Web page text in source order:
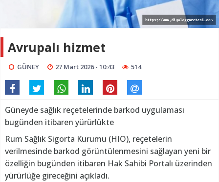
Avrupalı hizmet
GÜNEY 27 Mart 2026 - 10:43 514
Güneyde sağlık reçetelerinde barkod uygulaması
bugünden itibaren yürürlükte
Rum Sağlık Sigorta Kurumu (HIO), reçetelerin
verilmesinde barkod görüntülenmesini sağlayan yeni bir
özelliğin bugünden itibaren Hak Sahibi Portalı üzerinden
yürürlüğe gireceğini açıkladı.